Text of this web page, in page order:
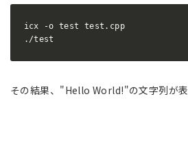
icx -o test test.cpp
./test
その結果、"Hello World!"の文字列が表